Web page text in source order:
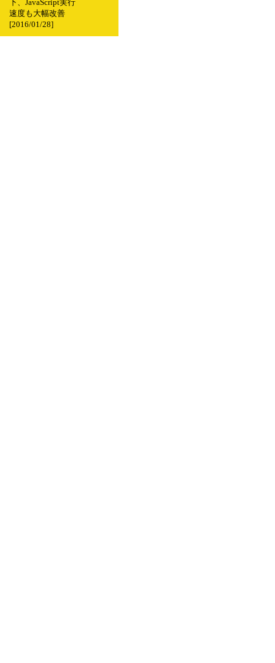
下、JavaScript実行
速度も大幅改善
[2016/01/28]